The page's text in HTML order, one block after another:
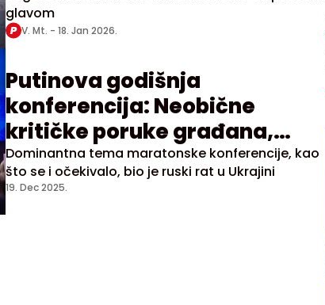
glavom
V. Mt. - 18. Jan 2026.
Putinova godišnja
konferencija: Neobične
kritičke poruke građana,
vanzemaljci i prosidba
Dominantna tema maratonske konferencije, kao
što se i očekivalo, bio je ruski rat u Ukrajini
19. Dec 2025.